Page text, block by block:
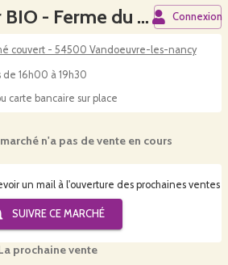
Marché fermier BIO - Ferme du Porc qui Dore Connexion
couvert - 54500 Vandoeuvre-les-nancy
de 16h00 à 19h30
carte bancaire sur place
un mail à l'ouverture des prochaines ventes
SUIVRE CE MARCHÉ
n'a pas de vente en cours
prochaine vente